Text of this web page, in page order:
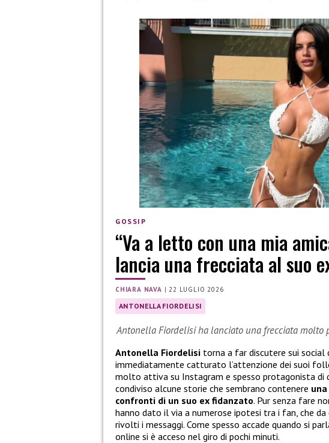
GOSSIP
“Va a letto con una mia
lancia una frecciata al suo
CHIARA NAVA |22 LUGLIO 2026
ANTONELLA FIORDELISI
Antonella Fiordelisi ha lanciato una frecciata molto
Antonella Fiordelisi torna a far discutere sui social
immediatamente catturato l’attenzione dei suoi
molto attiva su Instagram e spesso protagonista di
condiviso alcune storie che sembrano contenere
confronti di un suo ex fidanzato. Pur senza fare
hanno dato il via a numerose ipotesi tra i fan, che
rivolti i messaggi. Come spesso accade quando si
online si è acceso nel giro di pochi minuti.